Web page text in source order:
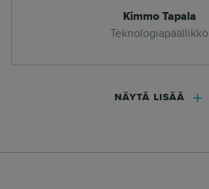
Kimmo Tapala
Teknologiapäällikkö
NÄYTÄ LISÄÄ